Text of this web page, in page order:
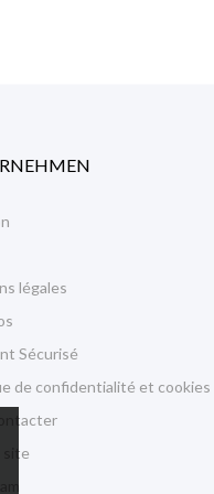
légales
Sécurisé
de confidentialité et cookies
site